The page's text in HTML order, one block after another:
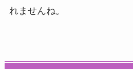
れませんね。